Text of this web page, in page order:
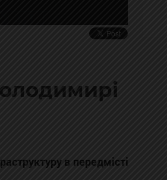
в передмісті